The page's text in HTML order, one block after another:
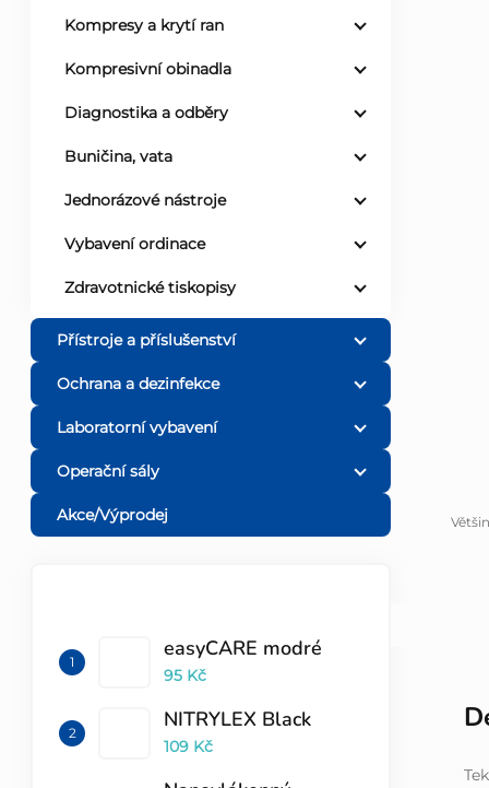
Kompresy a krytí ran
Kompresivní obinadla
Diagnostika a odběry
Buničina, vata
Jednorázové nástroje
Vybavení ordinace
Zdravotnické tiskopisy
Přístroje a příslušenství
Ochrana a dezinfekce
Laboratorní vybavení
Operační sály
Akce/Výprodej
easyCARE modré
95 Kč
NITRYLEX Black
109 Kč